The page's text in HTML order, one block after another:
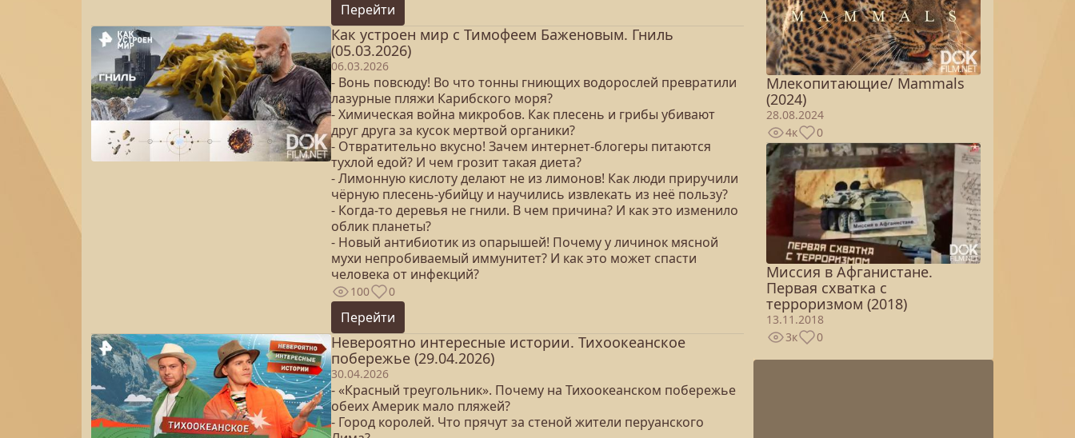
Перейти
Как устроен мир с Тимофеем Баженовым. Гниль
(05.03.2026)
06.03.2026
- Вонь повсюду! Во что тонны гниющих водорослей превратили
лазурные пляжи Карибского моря?
- Химическая война микробов. Как плесень и грибы убивают
друг друга за кусок мертвой органики?
- Отвратительно вкусно! Зачем интернет-блогеры питаются
тухлой едой? И чем грозит такая диета?
- Лимонную кислоту делают не из лимонов! Как люди приручили
чёрную плесень-убийцу и научились извлекать из неё пользу?
- Когда-то деревья не гнили. В чем причина? И как это изменило
облик планеты?
- Новый антибиотик из опарышей! Почему у личинок мясной
мухи непробиваемый иммунитет? И как это может спасти
человека от инфекций?
100 0
Перейти
Невероятно интересные истории. Тихоокеанское
побережье (29.04.2026)
30.04.2026
- «Красный треугольник». Почему на Тихоокеанском побережье
обеих Америк мало пляжей?
- Город королей. Что прячут за стеной жители перуанского
Млекопитающие/ Mammals
(2024)
28.08.2024
4к
0
Миссия в Афганистане.
Первая схватка с
терроризмом (2018)
13.11.2018
3к
0